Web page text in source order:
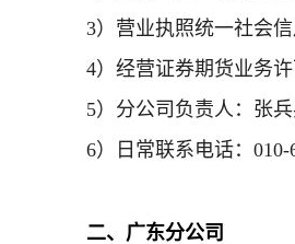
3）营业执照统一社会信
4）经营证券期货业务许
5）分公司负责人：张
6）日常联系电话：010-
二、广东分公司